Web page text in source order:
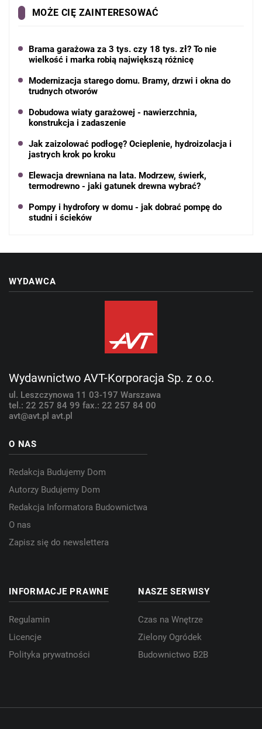
MOŻE CIĘ ZAINTERESOWAĆ
Brama garażowa za 3 tys. czy 18 tys. zł? To nie
wielkość i marka robią największą różnicę
Modernizacja starego domu. Bramy, drzwi i okna do
trudnych otworów
Dobudowa wiaty garażowej - nawierzchnia,
konstrukcja i zadaszenie
Jak zaizolować podłogę? Ocieplenie, hydroizolacja i
jastrych krok po kroku
Elewacja drewniana na lata. Modrzew, świerk,
termodrewno - jaki gatunek drewna wybrać?
Pompy i hydrofory w domu - jak dobrać pompę do
studni i ścieków
WYDAWCA
Wydawnictwo AVT-Korporacja Sp. z o.o.
ul. Leszczynowa 11 03-197 Warszawa
tel.: 22 257 84 99 fax.: 22 257 84 00
avt@avt.pl avt.pl
O NAS
Redakcja Budujemy Dom
Autorzy Budujemy Dom
Redakcja Informatora Budownictwa
O nas
Zapisz się do newslettera
INFORMACJE PRAWNE
Regulamin
Licencje
Polityka prywatności
NASZE SERWISY
Czas na Wnętrze
Zielony Ogródek
Budownictwo B2B